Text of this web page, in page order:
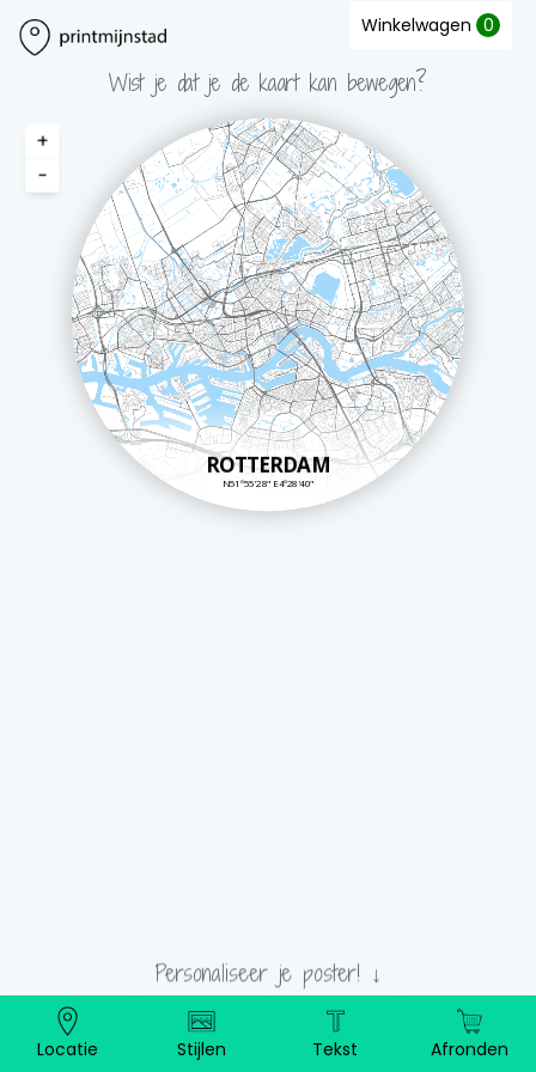
Locatie Stijlen Tekst Afronden
Personaliseer je poster! ↓
Winkelwagen 0
+
-
ROTTERDAM
N51º55'28" E4º28'40"
Wist je dat je de kaart kan bewegen?